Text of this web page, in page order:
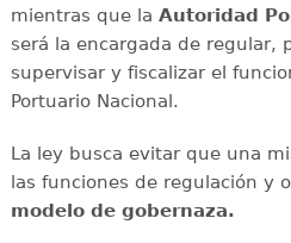
mientras que la Autoridad
será la encargada de regular,
supervisar y fiscalizar el
Portuario Nacional.
La ley busca evitar que una
las funciones de regulación y
modelo de gobernaza.